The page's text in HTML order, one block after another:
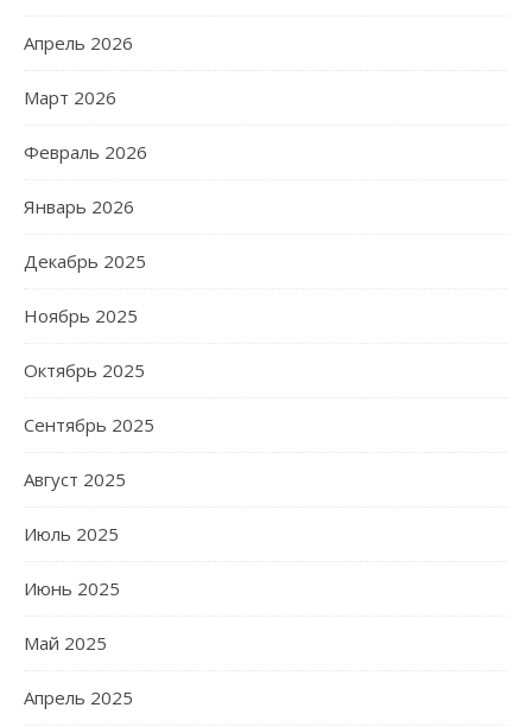
Апрель 2026
Март 2026
Февраль 2026
Январь 2026
Декабрь 2025
Ноябрь 2025
Октябрь 2025
Сентябрь 2025
Август 2025
Июль 2025
Июнь 2025
Май 2025
Апрель 2025